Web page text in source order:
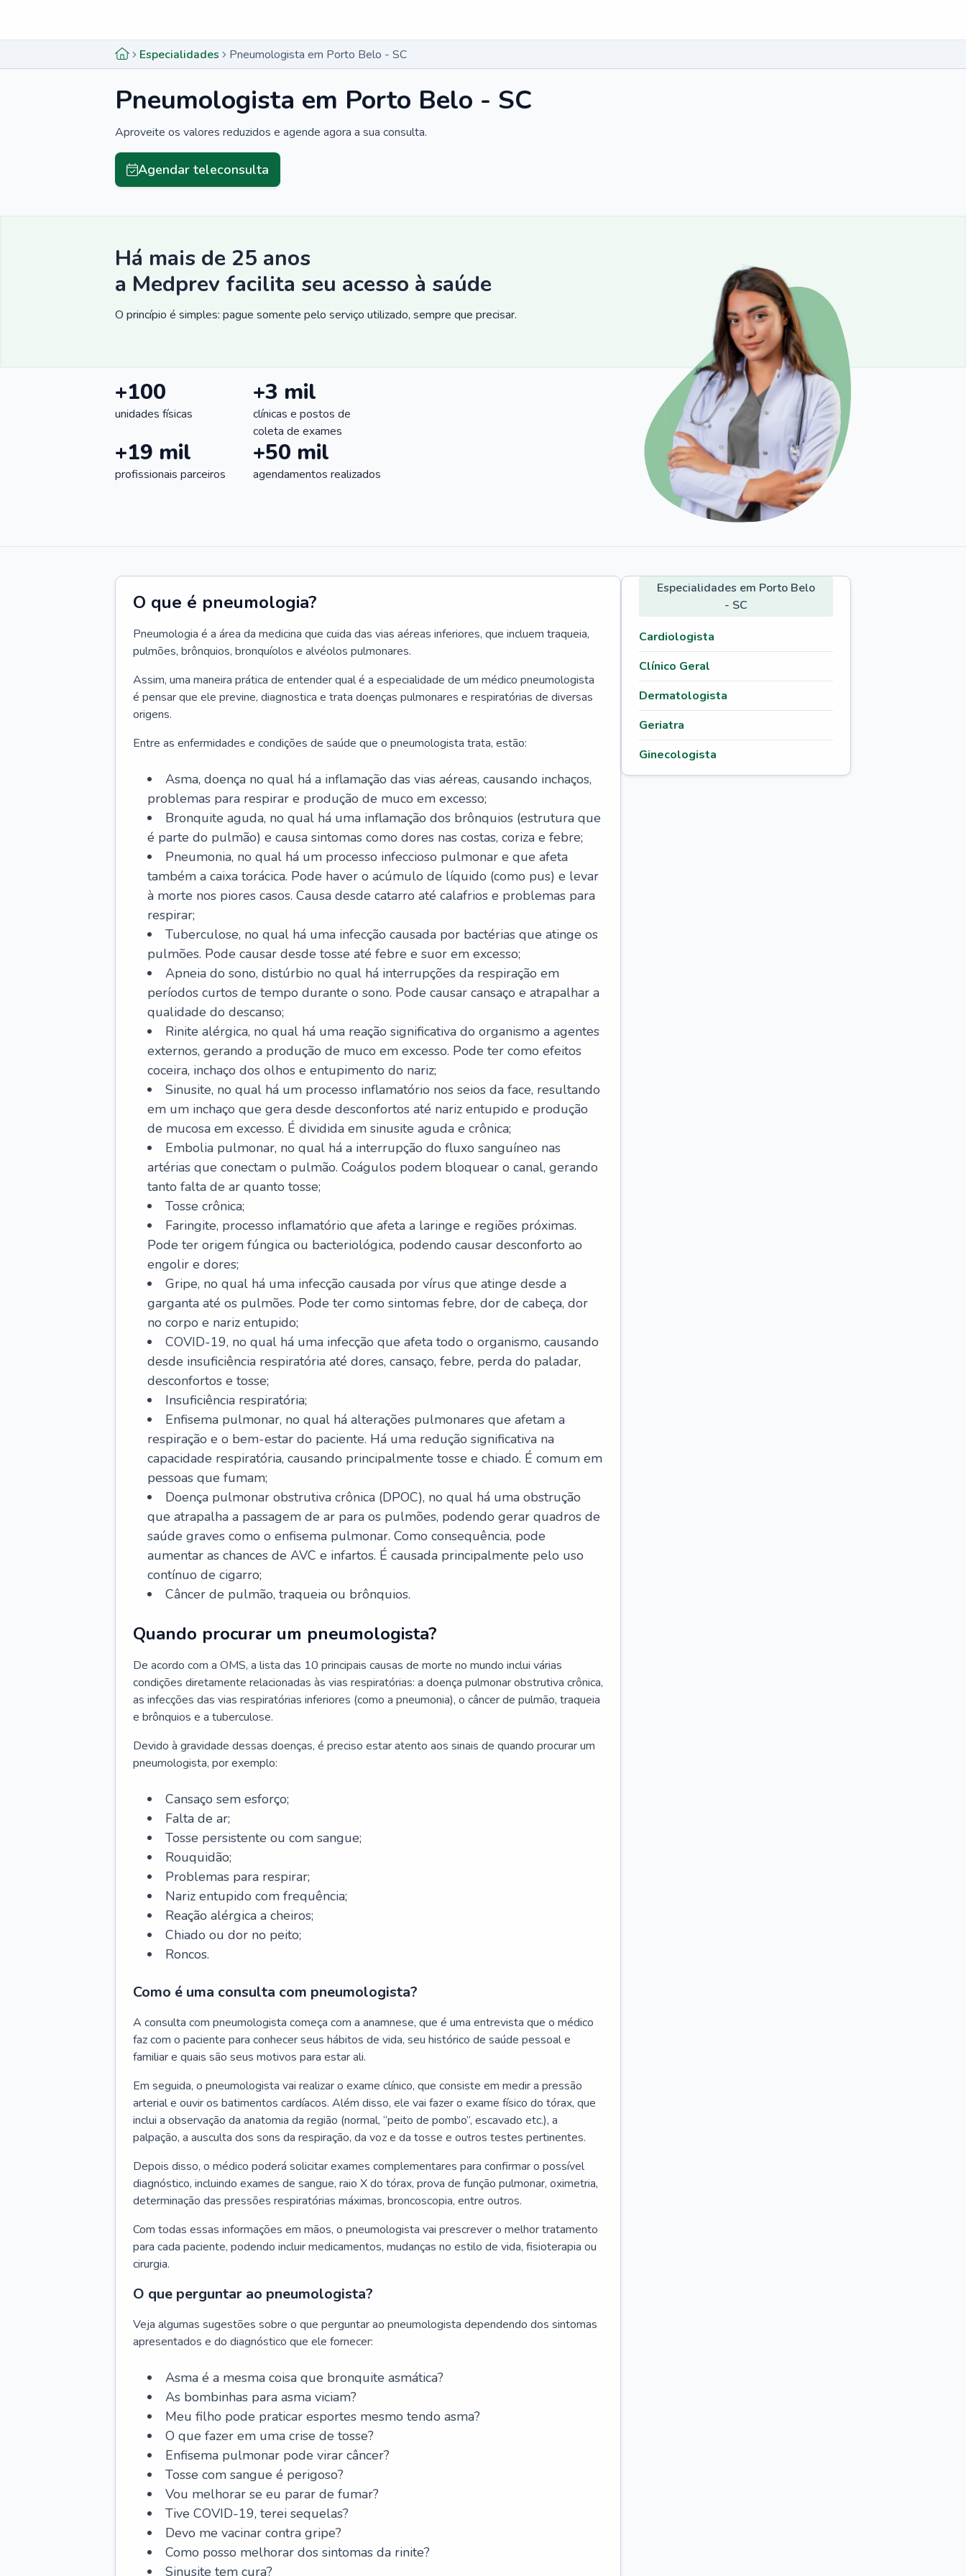
Especialidades Pneumologista em Porto Belo - SC
Pneumologista em Porto Belo - SC
Aproveite os valores reduzidos e agende agora a sua consulta.
Agendar teleconsulta
Há mais de 25 anos
a Medprev facilita seu acesso à saúde
O princípio é simples: pague somente pelo serviço utilizado, sempre que precisar.
+100
unidades físicas
+3 mil
clínicas e postos de
coleta de exames
+19 mil
profissionais parceiros
+50 mil
agendamentos realizados
O que é pneumologia?
Pneumologia é a área da medicina que cuida das vias aéreas inferiores, que incluem traqueia,
pulmões, brônquios, bronquíolos e alvéolos pulmonares.
Assim, uma maneira prática de entender qual é a especialidade de um médico pneumologista
é pensar que ele previne, diagnostica e trata doenças pulmonares e respiratórias de diversas
origens.
Entre as enfermidades e condições de saúde que o pneumologista trata, estão:
Asma, doença no qual há a inflamação das vias aéreas, causando inchaços,
problemas para respirar e produção de muco em excesso;
Bronquite aguda, no qual há uma inflamação dos brônquios (estrutura que
é parte do pulmão) e causa sintomas como dores nas costas, coriza e febre;
Pneumonia, no qual há um processo infeccioso pulmonar e que afeta
também a caixa torácica. Pode haver o acúmulo de líquido (como pus) e levar
à morte nos piores casos. Causa desde catarro até calafrios e problemas para
respirar;
Tuberculose, no qual há uma infecção causada por bactérias que atinge os
pulmões. Pode causar desde tosse até febre e suor em excesso;
Apneia do sono, distúrbio no qual há interrupções da respiração em
períodos curtos de tempo durante o sono. Pode causar cansaço e atrapalhar a
qualidade do descanso;
Rinite alérgica, no qual há uma reação significativa do organismo a agentes
externos, gerando a produção de muco em excesso. Pode ter como efeitos
coceira, inchaço dos olhos e entupimento do nariz;
Sinusite, no qual há um processo inflamatório nos seios da face, resultando
em um inchaço que gera desde desconfortos até nariz entupido e produção
de mucosa em excesso. É dividida em sinusite aguda e crônica;
Embolia pulmonar, no qual há a interrupção do fluxo sanguíneo nas
artérias que conectam o pulmão. Coágulos podem bloquear o canal, gerando
tanto falta de ar quanto tosse;
Tosse crônica;
Faringite, processo inflamatório que afeta a laringe e regiões próximas.
Pode ter origem fúngica ou bacteriológica, podendo causar desconforto ao
engolir e dores;
Gripe, no qual há uma infecção causada por vírus que atinge desde a
garganta até os pulmões. Pode ter como sintomas febre, dor de cabeça, dor
no corpo e nariz entupido;
COVID-19, no qual há uma infecção que afeta todo o organismo, causando
desde insuficiência respiratória até dores, cansaço, febre, perda do paladar,
desconfortos e tosse;
Insuficiência respiratória;
Enfisema pulmonar, no qual há alterações pulmonares que afetam a
respiração e o bem-estar do paciente. Há uma redução significativa na
capacidade respiratória, causando principalmente tosse e chiado. É comum em
pessoas que fumam;
Doença pulmonar obstrutiva crônica (DPOC), no qual há uma obstrução
que atrapalha a passagem de ar para os pulmões, podendo gerar quadros de
saúde graves como o enfisema pulmonar. Como consequência, pode
aumentar as chances de AVC e infartos. É causada principalmente pelo uso
contínuo de cigarro;
Câncer de pulmão, traqueia ou brônquios.
Quando procurar um pneumologista?
De acordo com a OMS, a lista das 10 principais causas de morte no mundo inclui várias
condições diretamente relacionadas às vias respiratórias: a doença pulmonar obstrutiva crônica,
as infecções das vias respiratórias inferiores (como a pneumonia), o câncer de pulmão, traqueia
e brônquios e a tuberculose.
Devido à gravidade dessas doenças, é preciso estar atento aos sinais de quando procurar um
pneumologista, por exemplo:
Cansaço sem esforço;
Falta de ar;
Tosse persistente ou com sangue;
Rouquidão;
Problemas para respirar;
Nariz entupido com frequência;
Reação alérgica a cheiros;
Chiado ou dor no peito;
Roncos.
Como é uma consulta com pneumologista?
A consulta com pneumologista começa com a anamnese, que é uma entrevista que o médico
faz com o paciente para conhecer seus hábitos de vida, seu histórico de saúde pessoal e
familiar e quais são seus motivos para estar ali.
Em seguida, o pneumologista vai realizar o exame clínico, que consiste em medir a pressão
arterial e ouvir os batimentos cardíacos. Além disso, ele vai fazer o exame físico do tórax, que
inclui a observação da anatomia da região (normal, “peito de pombo”, escavado etc.), a
palpação, a ausculta dos sons da respiração, da voz e da tosse e outros testes pertinentes.
Depois disso, o médico poderá solicitar exames complementares para confirmar o possível
diagnóstico, incluindo exames de sangue, raio X do tórax, prova de função pulmonar, oximetria,
determinação das pressões respiratórias máximas, broncoscopia, entre outros.
Com todas essas informações em mãos, o pneumologista vai prescrever o melhor tratamento
para cada paciente, podendo incluir medicamentos, mudanças no estilo de vida, fisioterapia ou
cirurgia.
O que perguntar ao pneumologista?
Veja algumas sugestões sobre o que perguntar ao pneumologista dependendo dos sintomas
apresentados e do diagnóstico que ele fornecer:
Asma é a mesma coisa que bronquite asmática?
As bombinhas para asma viciam?
Meu filho pode praticar esportes mesmo tendo asma?
O que fazer em uma crise de tosse?
Enfisema pulmonar pode virar câncer?
Tosse com sangue é perigoso?
Vou melhorar se eu parar de fumar?
Tive COVID-19, terei sequelas?
Devo me vacinar contra gripe?
Como posso melhorar dos sintomas da rinite?
Sinusite tem cura?
Especialidades em Porto Belo
- SC
Cardiologista
Clínico Geral
Dermatologista
Geriatra
Ginecologista